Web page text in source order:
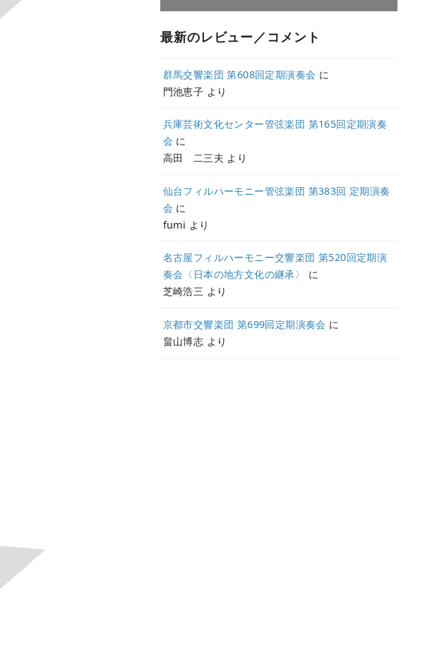
最新のレビュー／コメント
群馬交響楽団 第608回定期演奏会 に
門池恵子 より
兵庫芸術文化センター管弦楽団 第165回定期演奏
会 に
高田 二三夫 より
仙台フィルハーモニー管弦楽団 第383回 定期演奏
会 に
fumi より
名古屋フィルハーモニー交響楽団 第520回定期演
奏会〈日本の地方文化の継承〉
に
芝崎浩三 より
京都市交響楽団 第699回定期演奏会 に
畠山博志 より